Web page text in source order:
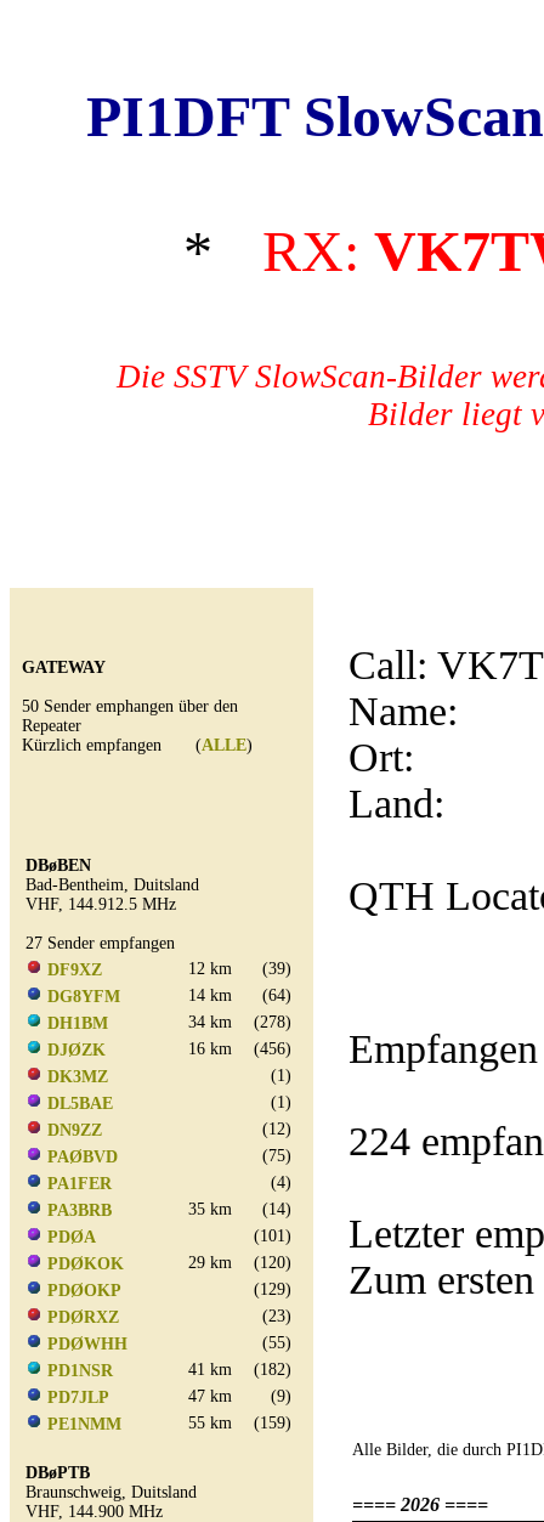
PI1DFT
* RX:
Die SSTV SlowScan-Bilder
Bilder liegt
GATEWAY
50 Sender emphangen über den
Repeater
Kürzlich empfangen (ALLE)
DBøBEN
Bad-Bentheim, Duitsland
VHF, 144.912.5 MHz
27 Sender empfangen
DF9XZ
12 km
(39)
DG8YFM
14 km
(64)
DH1BM
34 km
(278)
DJØZK
16 km
(456)
DK3MZ
(1)
DL5BAE
(1)
DN9ZZ
(12)
PAØBVD
(75)
PA1FER
(4)
PA3BRB
35 km
(14)
PDØA
(101)
PDØKOK
29 km
(120)
PDØOKP
(129)
PDØRXZ
(23)
PDØWHH
(55)
PD1NSR
41 km
(182)
PD7JLP
47 km
(9)
PE1NMM
55 km (159)
DBøPTB
Braunschweig, Duitsland
VHF, 144.900 MHz
Call:
Name:
Ort:
Land:
QTH
224
Letzter
Zum
Alle Bilder, die durch
==== 2026 ====